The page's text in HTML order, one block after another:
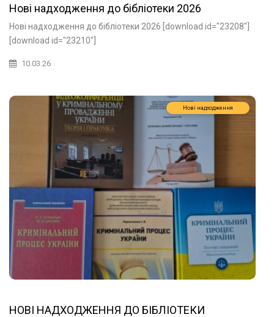
Нові надходження до бібліотеки 2026
Нові надходження до бібліотеки 2026 [download id="23208"]
[download id="23210"]
10.03.26
Нові надходження
НОВІ НАДХОДЖЕННЯ ДО БІБЛІОТЕКИ